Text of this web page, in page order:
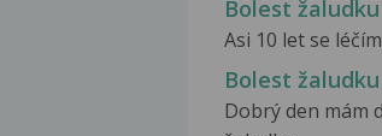
Bolest žaludku
Asi 10 let se
Bolest žaludku
Dobrý den mám